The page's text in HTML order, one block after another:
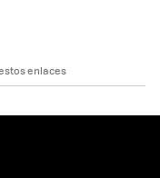
enlaces